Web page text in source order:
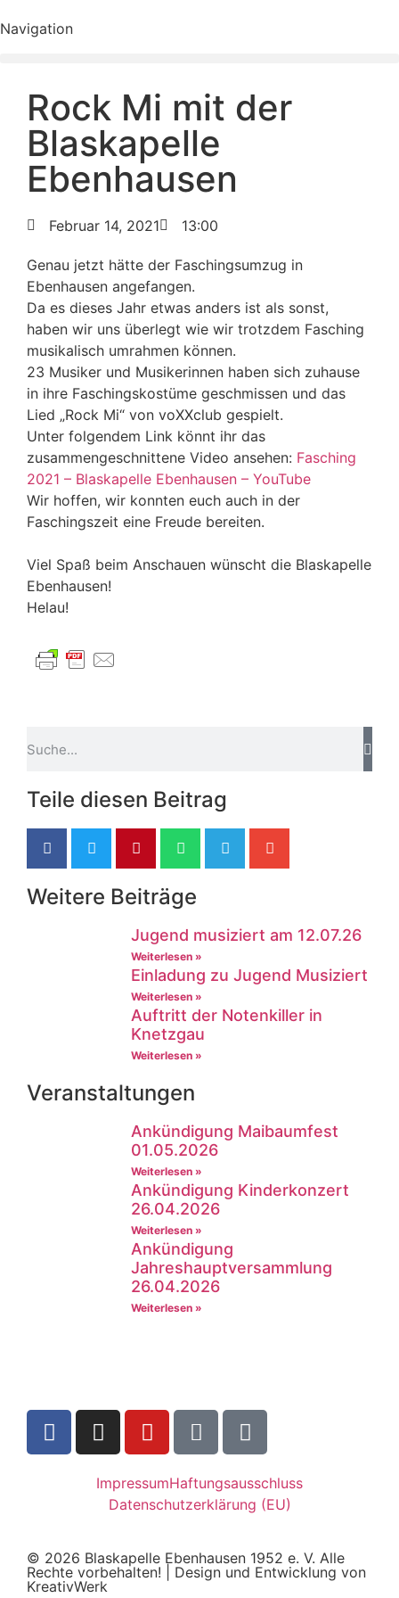
Navigation
Rock Mi mit der
Blaskapelle
Ebenhausen
Februar 14, 2021 13:00
Genau jetzt hätte der Faschingsumzug in
Ebenhausen angefangen.
Da es dieses Jahr etwas anders ist als sonst,
haben wir uns überlegt wie wir trotzdem Fasching
musikalisch umrahmen können.
23 Musiker und Musikerinnen haben sich zuhause
in ihre Faschingskostüme geschmissen und das
Lied „Rock Mi“ von voXXclub gespielt.
Unter folgendem Link könnt ihr das
zusammengeschnittene Video ansehen: Fasching
2021 – Blaskapelle Ebenhausen – YouTube
Wir hoffen, wir konnten euch auch in der
Faschingszeit eine Freude bereiten.
Viel Spaß beim Anschauen wünscht die Blaskapelle
Ebenhausen!
Helau!
Teile diesen Beitrag
Weitere Beiträge
Jugend musiziert am 12.07.26
Weiterlesen »
Einladung zu Jugend Musiziert
Weiterlesen »
Auftritt der Notenkiller in
Knetzgau
Weiterlesen »
Veranstaltungen
Ankündigung Maibaumfest
01.05.2026
Weiterlesen »
Ankündigung Kinderkonzert
26.04.2026
Weiterlesen »
Ankündigung
Jahreshauptversammlung
26.04.2026
Weiterlesen »
ImpressumHaftungsausschluss
Datenschutzerklärung (EU)
© 2026 Blaskapelle Ebenhausen 1952 e. V. Alle
Rechte vorbehalten! | Design und Entwicklung von
KreativWerk